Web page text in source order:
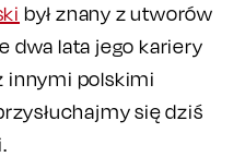
był znany z utworów
dwa lata jego kariery
innymi polskimi
się dziś